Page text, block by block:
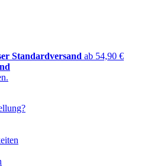
Standardversand ab 54,90 €